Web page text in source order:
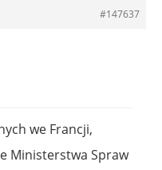
#147637
we Francji,
Ministerstwa Spraw